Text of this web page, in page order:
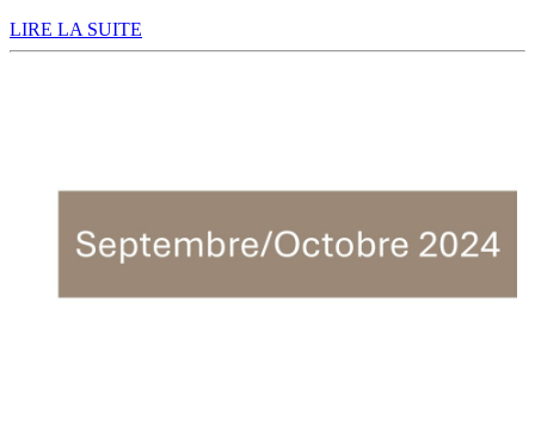
LIRE LA SUITE